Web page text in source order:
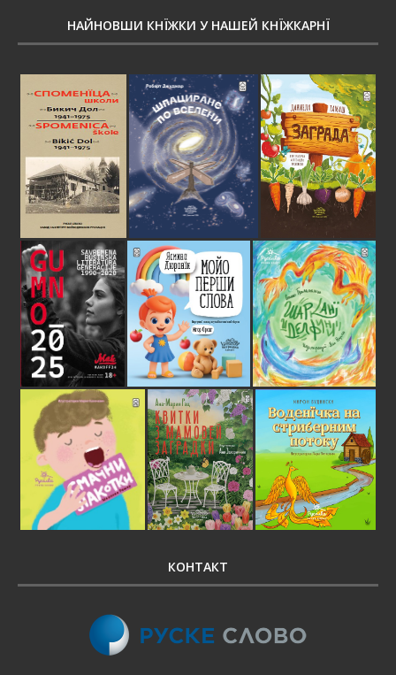
НАЙНОВШИ КНЇЖКИ У НАШЕЙ КНЇЖКАРНЇ
КОНТАКТ